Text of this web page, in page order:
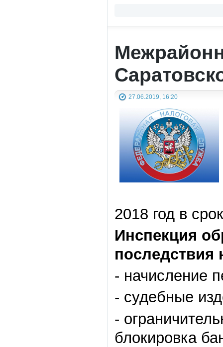
27.06.2019, 16:20
2018 год в
Инспекция
последствия
- начисление
- судебные
-
блокировка